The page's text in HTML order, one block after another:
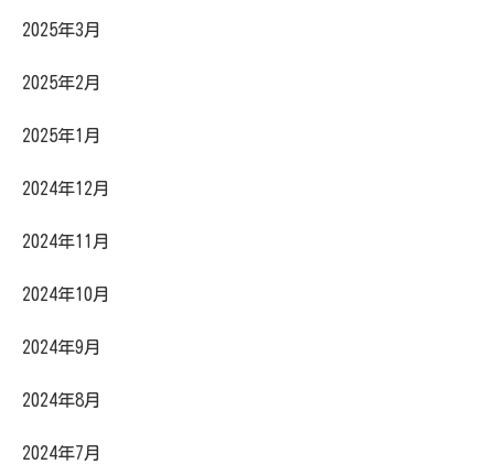
2025年3月
2025年2月
2025年1月
2024年12月
2024年11月
2024年10月
2024年9月
2024年8月
2024年7月